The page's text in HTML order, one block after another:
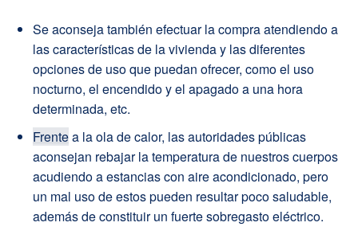
Se aconseja también efectuar la compra atendiendo a
las características de la vivienda y las diferentes
opciones de uso que puedan ofrecer, como el uso
nocturno, el encendido y el apagado a una hora
determinada, etc.
Frentea la ola de calor, las autoridades públicas
aconsejan rebajar la temperatura de nuestros cuerpos
acudiendo a estancias con aire acondicionado, pero
un mal uso de estos pueden resultar poco saludable,
además de constituir un fuerte sobregasto eléctrico.